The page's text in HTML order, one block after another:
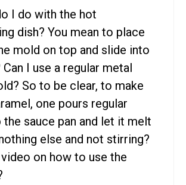
I do with the hot
dish? You mean to place
mold on top and slide into
I use a regular metal
So to be clear, to make
one pours regular
the sauce pan and let it melt
else and not stirring?
video on how to use the